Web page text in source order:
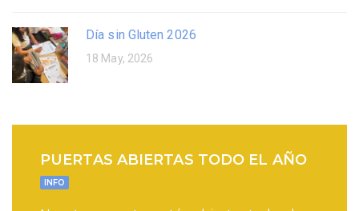
Día sin Gluten 2026
18 May, 2026
PUERTAS ABIERTAS TODO EL AÑO
INFO